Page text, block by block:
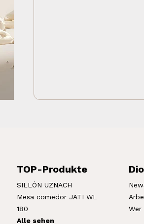
TOP-Produkte
SILLÓN UZNACH
Mesa comedor JATI WL
180
Alle sehen
Wer